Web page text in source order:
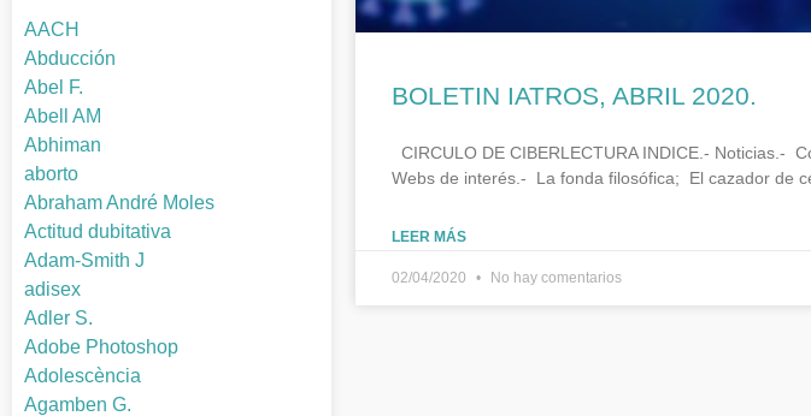
AACH
Abducción
Abel F.
Abell AM
Abhiman
aborto
Abraham André Moles
Actitud dubitativa
Adam-Smith J
adisex
Adler S.
Adobe Photoshop
Adolescència
Agamben G.
BOLETIN IATROS, ABRIL 2020.
CIRCULO DE CIBERLECTURA INDICE.- Noticias.-
Webs de interés.- La fonda filosófica; El cazador de
LEER MÁS
02/04/2020 No hay comentarios